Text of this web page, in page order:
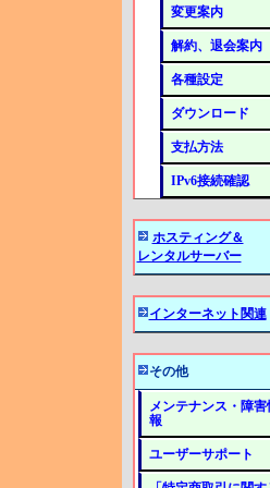
変更案内
解約、退会案内
各種設定
ダウンロード
支払方法
IPv6接続確認
ホスティング＆
レンタルサーバー
インターネット関連
その他
メンテナンス・障害
報
ユーザーサポート